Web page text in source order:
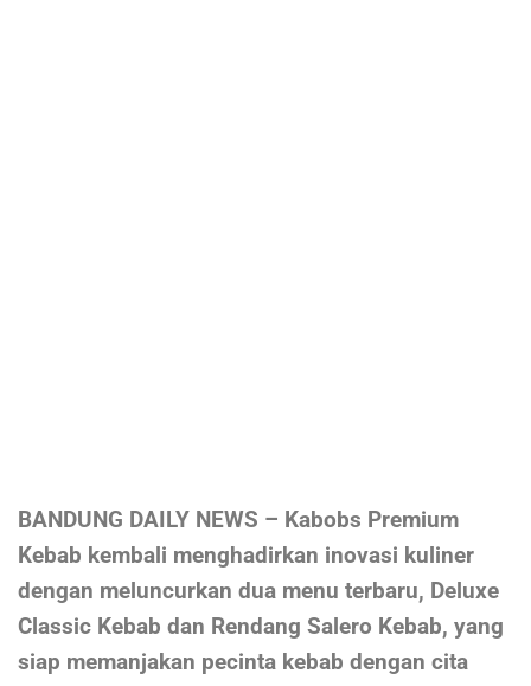
BANDUNG DAILY NEWS – Kabobs Premium
Kebab kembali menghadirkan inovasi kuliner
dengan meluncurkan dua menu terbaru, Deluxe
Classic Kebab dan Rendang Salero Kebab, yang
siap memanjakan pecinta kebab dengan cita